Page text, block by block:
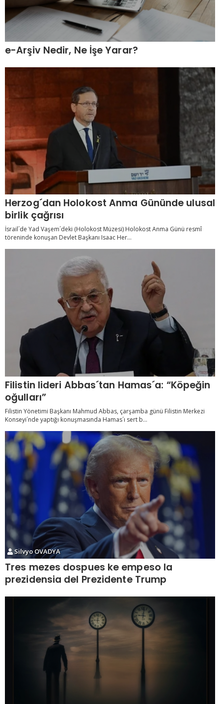
e-Arşiv Nedir, Ne İşe Yarar?
Herzog´dan Holokost Anma Gününde ulusal
birlik çağrısı
İsrail´de Yad Vaşem´deki (Holokost Müzesi) Holokost Anma Günü resmî
töreninde konuşan Devlet Başkanı Isaac Her...
Filistin lideri Abbas´tan Hamas´a: “Köpeğin
oğulları”
Filistin Yönetimi Başkanı Mahmud Abbas, çarşamba günü Filistin Merkezi
Konseyi´nde yaptığı konuşmasında Hamas´ı sert b...
Silvyo OVADYA
Tres mezes dospues ke empeso la
prezidensia del Prezidente Trump